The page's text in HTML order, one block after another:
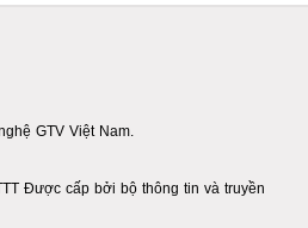
GTV Việt Nam.
Được cấp bởi bộ thông tin và truyền